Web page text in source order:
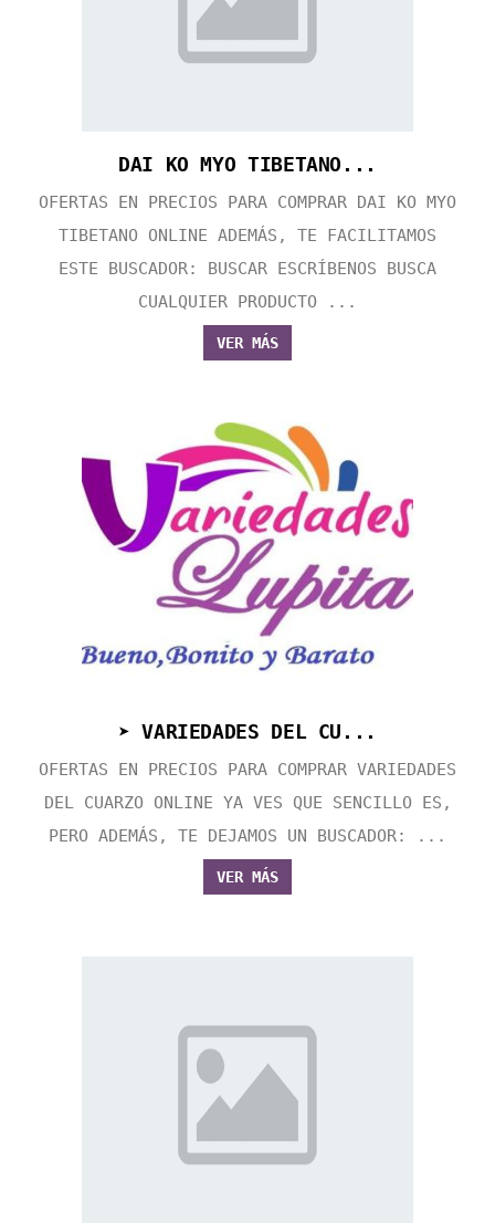
DAI KO MYO TIBETANO...
OFERTAS EN PRECIOS PARA COMPRAR DAI KO MYO
TIBETANO ONLINE ADEMÁS, TE FACILITAMOS
ESTE BUSCADOR: BUSCAR ESCRÍBENOS BUSCA
CUALQUIER PRODUCTO ...
VER MÁS
➤ VARIEDADES DEL CU...
OFERTAS EN PRECIOS PARA COMPRAR VARIEDADES
DEL CUARZO ONLINE YA VES QUE SENCILLO ES,
PERO ADEMÁS, TE DEJAMOS UN BUSCADOR: ...
VER MÁS